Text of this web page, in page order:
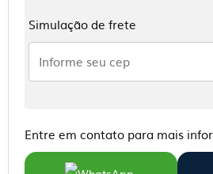
Simulação de frete
Entre em contato para mais